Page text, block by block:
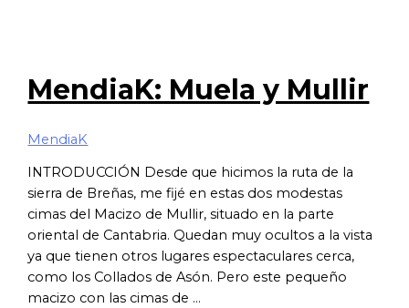
MendiaK: Muela y Mullir
MendiaK
INTRODUCCIÓN Desde que hicimos la ruta de la
sierra de Breñas, me fijé en estas dos modestas
cimas del Macizo de Mullir, situado en la parte
oriental de Cantabria. Quedan muy ocultos a la vista
ya que tienen otros lugares espectaculares cerca,
como los Collados de Asón. Pero este pequeño
macizo con las cimas de …